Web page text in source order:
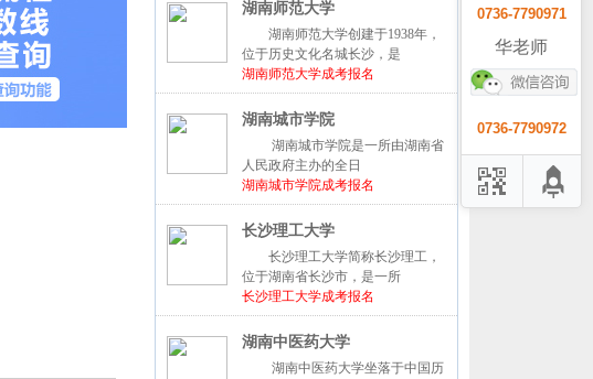
湖南师范大学
湖南师范大学创建于1938年，
位于历史文化名城长沙，是
湖南师范大学成考报名
湖南城市学院
湖南城市学院是一所由湖南省
人民政府主办的全日
湖南城市学院成考报名
长沙理工大学
长沙理工大学简称长沙理工，
位于湖南省长沙市，是一所
长沙理工大学成考报名
湖南中医药大学
湖南中医药大学坐落于中国历
0736-7790971
华老师
0736-7790972